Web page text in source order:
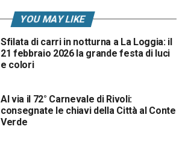
YOU MAY LIKE
Sfilata di carri in notturna a La Loggia: il
21 febbraio 2026 la grande festa di luci
e colori
Al via il 72° Carnevale di Rivoli:
consegnate le chiavi della Città al Conte
Verde